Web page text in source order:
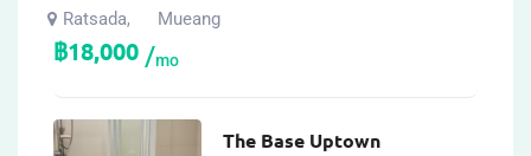
Ratsada, Mueang
฿18,000 mo
The Base Uptown